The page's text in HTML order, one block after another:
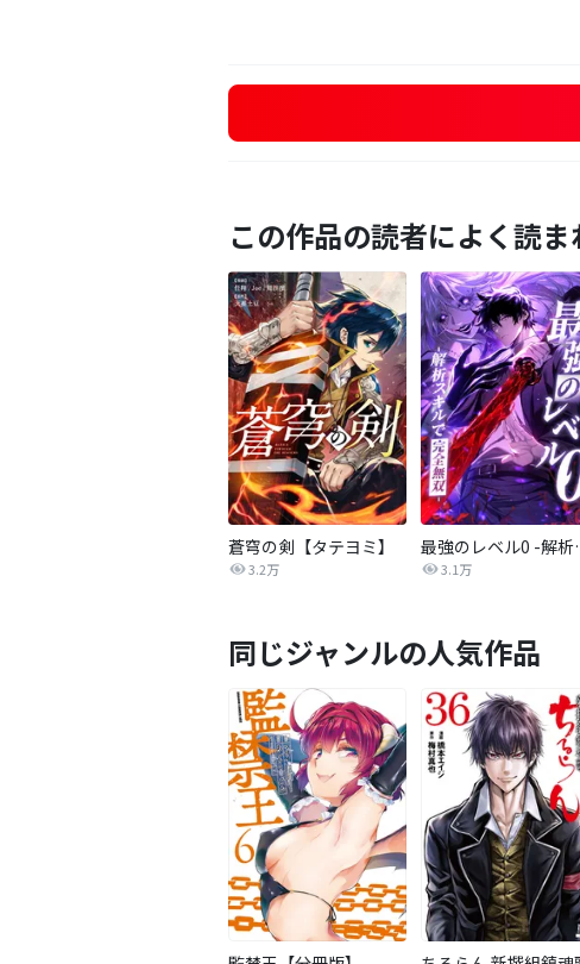
この作品の読者によく読
蒼穹の剣【タテヨミ】
3.2万
最強のレ
3.1万
同じジャンルの人気作品